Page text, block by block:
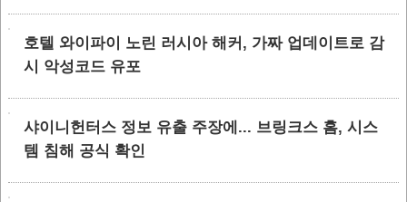
호텔 와이파이 노린 러시아 해커, 가짜 업데이트로 감
시 악성코드 유포
샤이니헌터스 정보 유출 주장에... 브링크스 홈, 시스
템 침해 공식 확인